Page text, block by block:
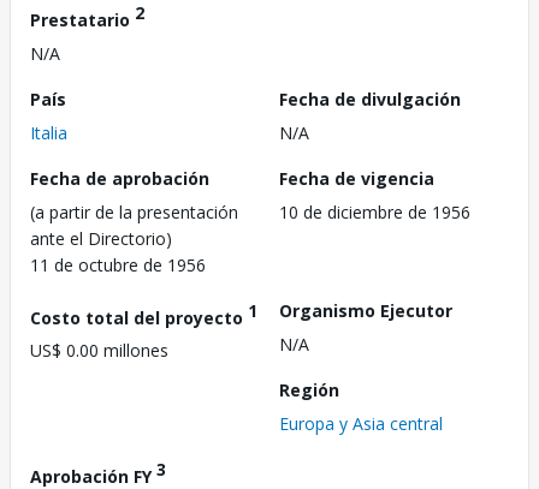
Prestatario 2
N/A
País
Italia
Fecha de divulgación
N/A
Fecha de aprobación
(a partir de la presentación
ante el Directorio)
11 de octubre de 1956
Fecha de vigencia
10 de diciembre de 1956
Costo total del proyecto 1
US$ 0.00 millones
Organismo Ejecutor
N/A
Región
Europa y Asia central
Aprobación FY3